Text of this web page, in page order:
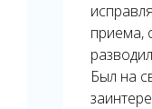
приема,
Был на